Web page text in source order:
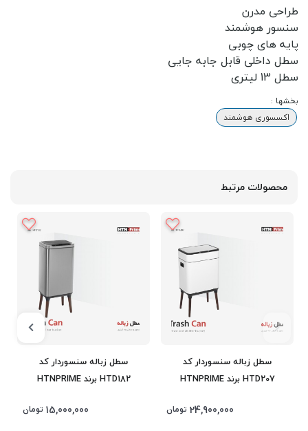
طراحی مدرن
سنسور هوشمند
پایه های چوبی
سطل داخلی قابل جابه جایی
سطل 13 لیتری
بخشها :
اکسسوری هوشمند
محصولات مرتبط
سطل زباله سنسوردار کد
HTD207 برند HTNPRIME
24,900,000 تومان
سطل زباله سنسوردار کد
HTD182 برند HTNPRIME
15,000,000 تومان